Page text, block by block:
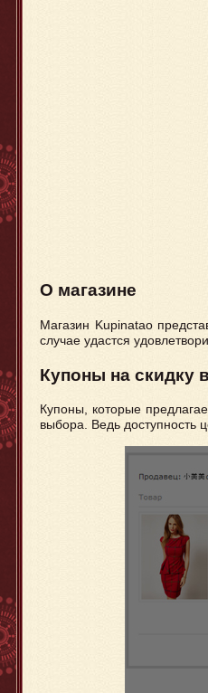
О магазине
Магазин Kupinatao
случае удастся
Купоны на скидку
Купоны, которые
выбора. Ведь доступность